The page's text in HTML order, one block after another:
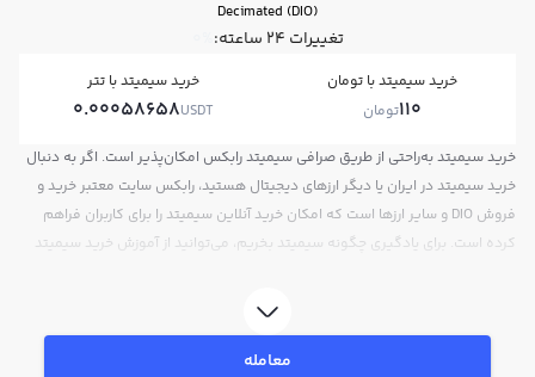
Decimated (DIO)
تغییرات ۲۴ ساعته: 0%
خرید سیمیتد با تومان
110تومان
خرید سیمیتد با تتر
0.00058658USDT
خرید سیمیتد به‌راحتی از طریق صرافی سیمیتد رابکس امکان‌پذیر است. اگر به دنبال
خرید سیمیتد در ایران یا دیگر ارزهای دیجیتال هستید، رابکس سایت معتبر خرید و
فروش DIO و سایر ارزها است که امکان خرید آنلاین سیمیتد را برای کاربران فراهم
کرده است. برای یادگیری چگونه سیمیتد بخریم، می‌توانید از آموزش خرید سیمیتد
در بازار رابکس، قیمت لحظه‌ای، نمودار و امکانات فروش سیمیتد نیز در دسترس شما
قرار دارد تا بتوانید تصمیمات بهتری در معاملات خود بگیرید.
معامله